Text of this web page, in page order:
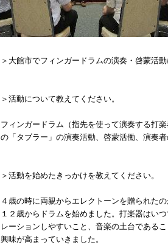
＞大館市でフィンガードラムの演奏・啓蒙活
＞活動について教えてください。
フィンガードラム（指先を使って演奏する打
の「タブラー」の演奏活動、啓蒙活働、演奏
＞活動を始めたきっかけを教えてください。
４歳の時に両親からエレクトーンを贈られた
１２歳からドラムを始めました。打楽器はい
レーションしやすいこと、音楽の土台である
興味が高まっていきました。